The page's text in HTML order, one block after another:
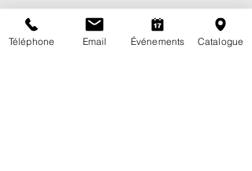
Heure et lieu
Téléphone Email Événements Catalogue